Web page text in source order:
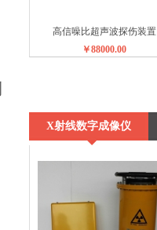
高信噪比超声波探伤装置
￥88000.00
X射线数字成像仪